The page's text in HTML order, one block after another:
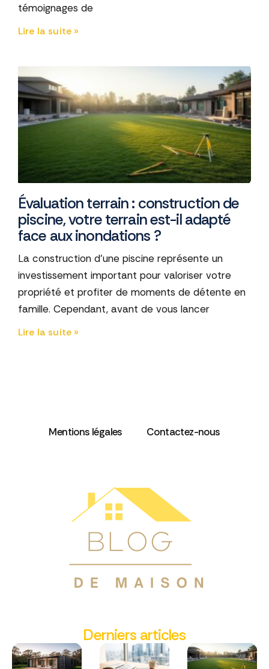
témoignages de
Lire la suite »
Évaluation terrain : construction de
piscine, votre terrain est-il adapté
face aux inondations ?
La construction d'une piscine représente un
investissement important pour valoriser votre
propriété et profiter de moments de détente en
famille. Cependant, avant de vous lancer
Lire la suite »
Mentions légales Contactez-nous
Derniers articles